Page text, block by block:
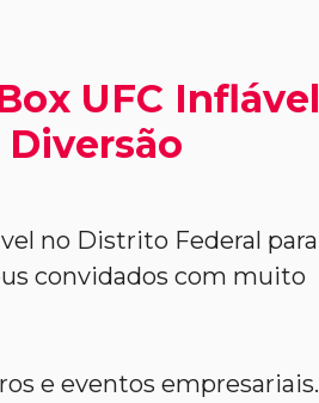
UFC Inflável
no Distrito Federal para
convidados com muito
e eventos empresariais.